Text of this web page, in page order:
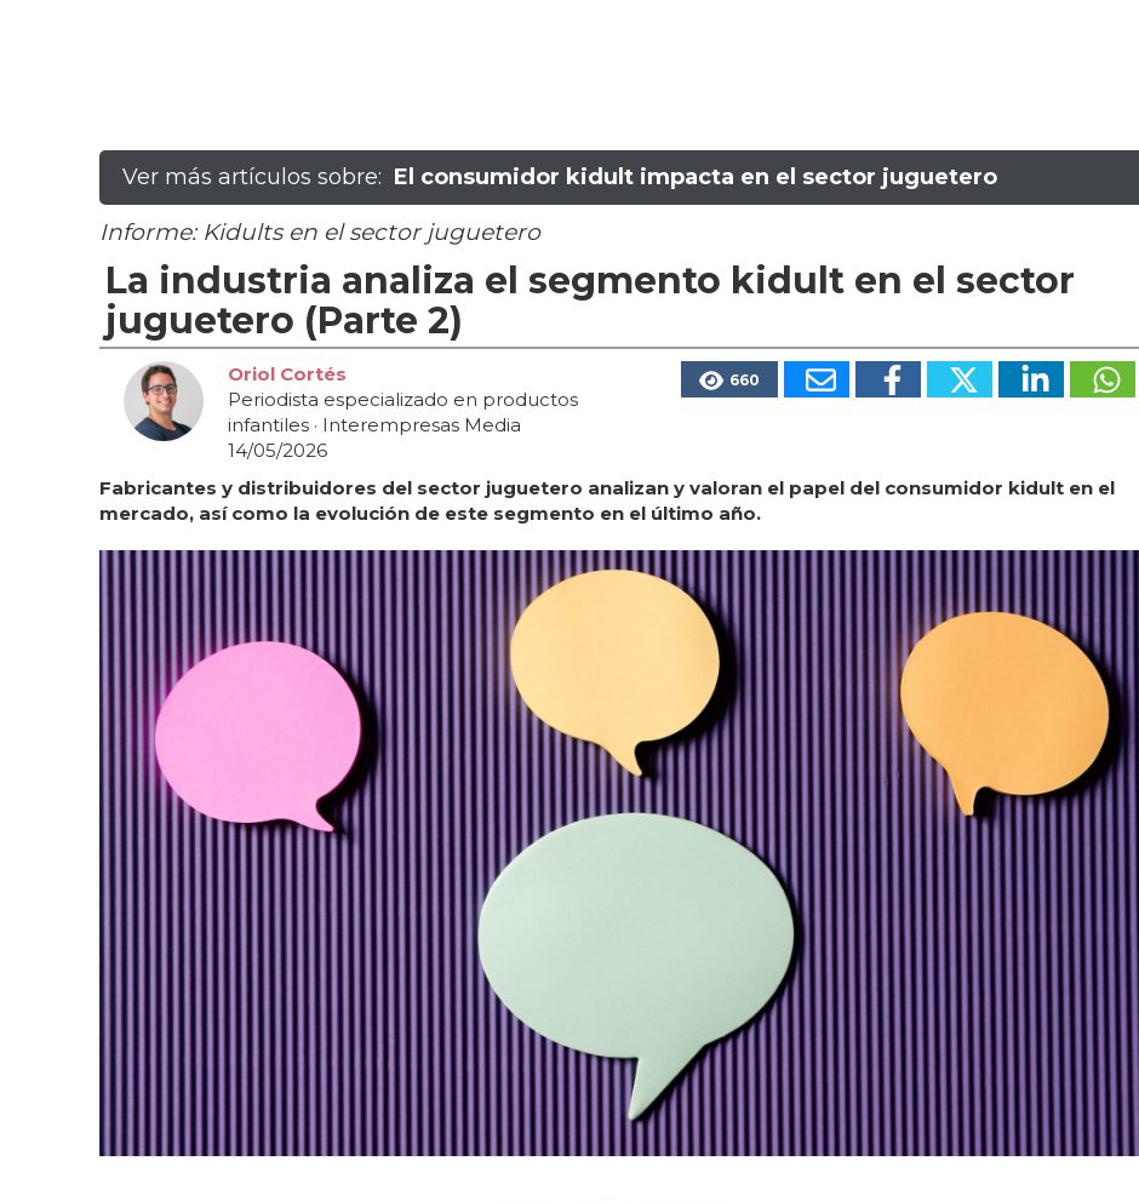
Ver más artículos sobre: El consumidor kidult impacta en el sector juguetero
Informe: Kidults en el sector juguetero
La industria analiza el segmento kidult en el sector
juguetero (Parte 2)
Oriol Cortés
Periodista especializado en productos
infantiles · Interempresas Media
14/05/2026
660
Fabricantes y distribuidores del sector juguetero analizan y valoran el papel del consumidor kidult en el
mercado, así como la evolución de este segmento en el último año.